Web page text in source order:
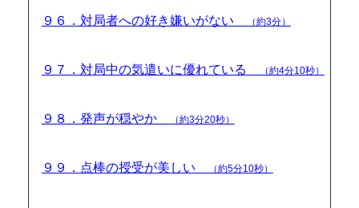
９６．対局者への好き嫌いがない （約3分）
９７．対局中の気遣いに優れている （約4分10秒）
９８．発声が穏やか （約3分20秒）
９９．点棒の授受が美しい （約5分10秒）